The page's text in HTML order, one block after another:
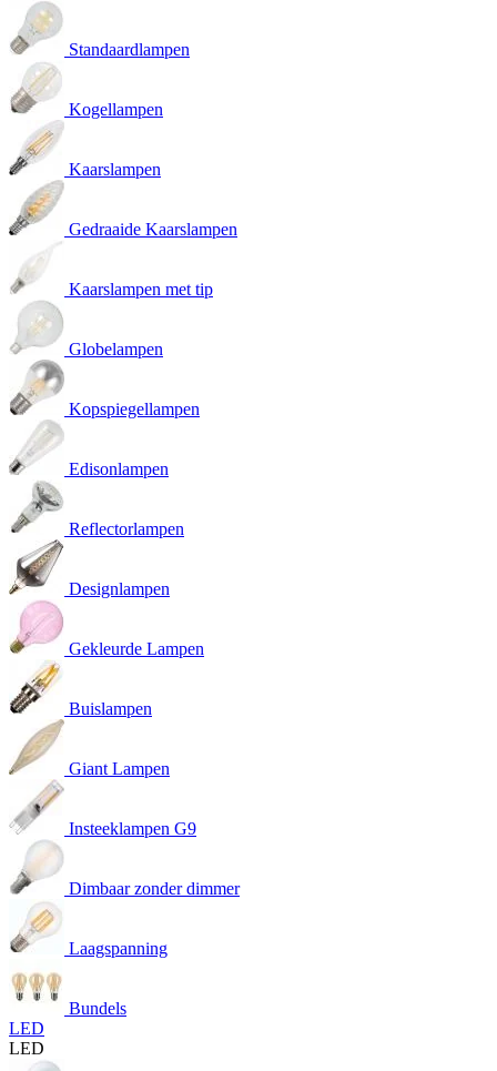
Standaardlampen
Kogellampen
Kaarslampen
Gedraaide Kaarslampen
Kaarslampen met tip
Globelampen
Kopspiegellampen
Edisonlampen
Reflectorlampen
Designlampen
Gekleurde Lampen
Buislampen
Giant Lampen
Insteeklampen G9
Dimbaar zonder dimmer
Laagspanning
Bundels
LED
LED